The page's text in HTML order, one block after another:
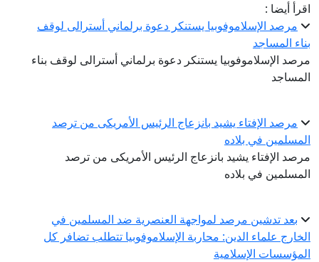
اقرأ أيضا :
مرصد الإسلاموفوبيا يستنكر دعوة برلماني أسترالى لوقف
بناء المساجد
مرصد الإسلاموفوبيا يستنكر دعوة برلماني أسترالى لوقف بناء
المساجد
مرصد الإفتاء يشيد بانزعاج الرئيس الأمريكى من ترصد
المسلمين في بلاده
مرصد الإفتاء يشيد بانزعاج الرئيس الأمريكى من ترصد
المسلمين في بلاده
بعد تدشين مرصد لمواجهة العنصرية ضد المسلمين في
الخارج علماء الدين: محاربة الإسلاموفوبيا تتطلب تضافر كل
المؤسسات الإسلامية